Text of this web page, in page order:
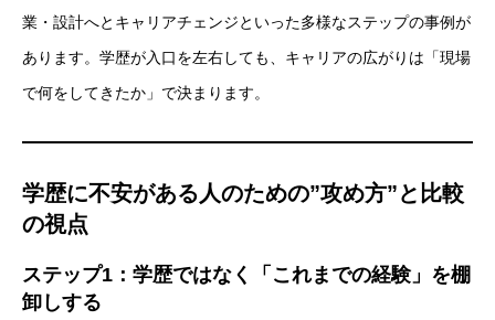
業・設計へとキャリアチェンジといった多様なステップの事例が
あります。学歴が入口を左右しても、キャリアの広がりは「現場
で何をしてきたか」で決まります。
学歴に不安がある人のための”攻め方”と比較
の視点
ステップ1：学歴ではなく「これまでの経験」を棚
卸しする